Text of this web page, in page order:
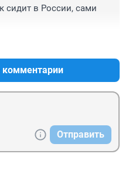
сидит в России, сами
комментарии
Отправить